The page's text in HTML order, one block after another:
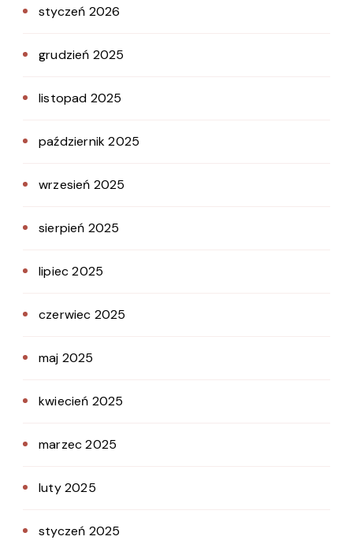
styczeń 2026
grudzień 2025
listopad 2025
październik 2025
wrzesień 2025
sierpień 2025
lipiec 2025
czerwiec 2025
maj 2025
kwiecień 2025
marzec 2025
luty 2025
styczeń 2025